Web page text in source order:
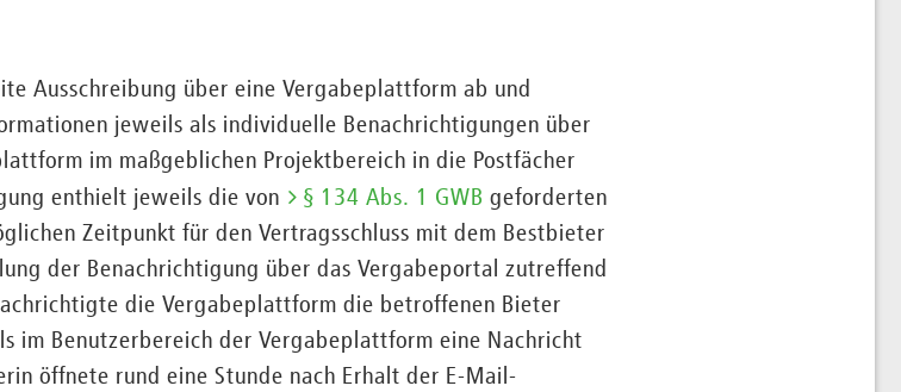
Ausschreibung über eine Vergabeplattform ab und
jeweils als individuelle Benachrichtigungen über
im maßgeblichen Projektbereich in die Postfächer
enthielt jeweils die von
§ 134 Abs. 1 GWB geforderten
Zeitpunkt für den Vertragsschluss mit dem Bestbieter
der Benachrichtigung über das Vergabeportal zutreffend
die Vergabeplattform die betroffenen Bieter
im Benutzerbereich der Vergabeplattform eine Nachricht
öffnete rund eine Stunde nach Erhalt der E-Mail-